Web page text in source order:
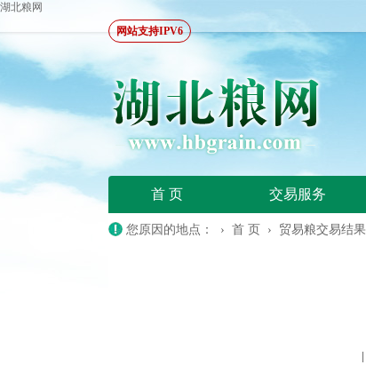
湖北粮网
网站支持IPV6
首 页 交易服务
您原因的地点： › 首 页 › 贸易粮交易结果